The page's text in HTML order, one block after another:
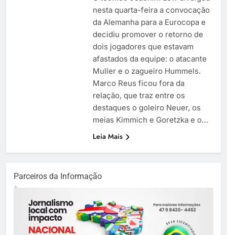
nesta quarta-feira a convocação
da Alemanha para a Eurocopa e
decidiu promover o retorno de
dois jogadores que estavam
afastados da equipe: o atacante
Muller e o zagueiro Hummels.
Marco Reus ficou fora da
relação, que traz entre os
destaques o goleiro Neuer, os
meias Kimmich e Goretzka e o…
Leia Mais
Parceiros da Informação